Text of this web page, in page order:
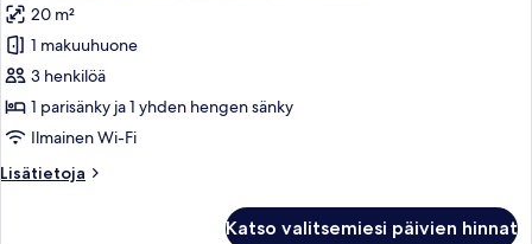
huonetyypin
Kahden
hengen
huone
(2
+
20 m²
1 makuuhuone
3 henkilöä
1 parisänky ja 1 yhden hengen sänky
Ilmainen Wi-Fi
Lisätietoja
Lisätietoja
Katso valitsemiesi päivien hinnat